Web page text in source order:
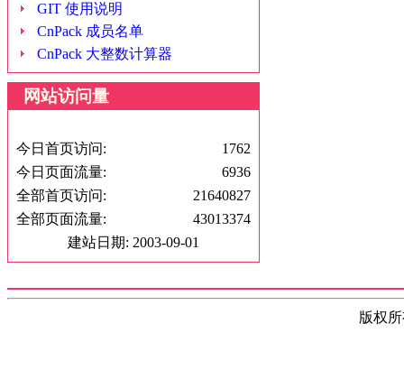
GIT 使用说明
CnPack 成员名单
CnPack 大整数计算器
网站访问量
今日首页访问:
1762
今日页面流量:
6936
全部首页访问:
21640827
全部页面流量:
43013374
建站日期: 2003-09-01
版权